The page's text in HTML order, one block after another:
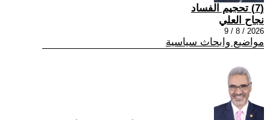
(7) تحجيم الفساد
نجاح العلي
2026 / 8 / 9
مواضيع وابحاث سياسية